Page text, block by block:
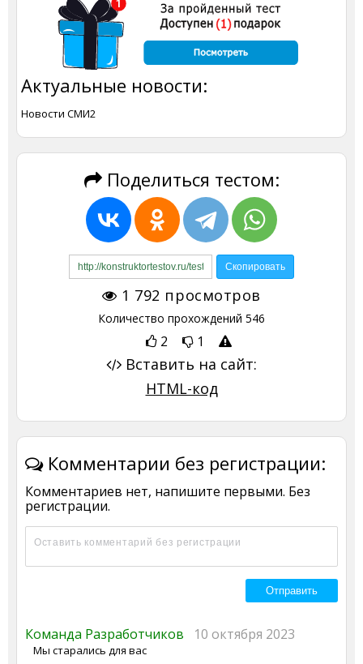
Актуальные новости:
Новости СМИ2
Поделиться тестом:
1 792 просмотров
Количество прохождений 546
2 1
Вставить на сайт:
HTML-код
Комментарии без регистрации:
Комментариев нет, напишите первыми. Без
регистрации.
Команда Разработчиков 10 октября 2023
Мы старались для вас